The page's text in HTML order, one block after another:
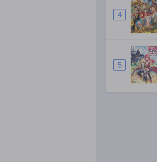
4
5